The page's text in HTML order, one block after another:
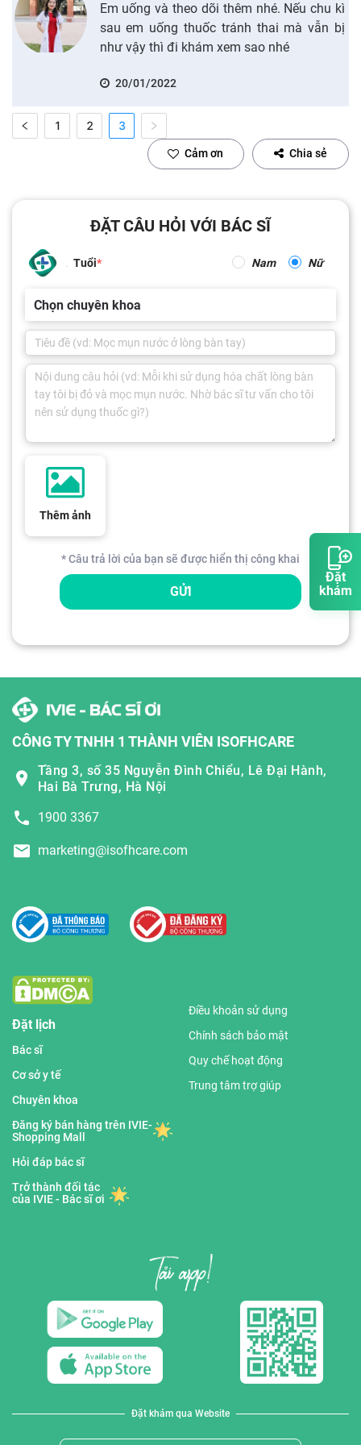
Đặt
khám
Em uống và theo dõi thêm nhé. Nếu chu kì
sau em uống thuốc tránh thai mà vẫn bị
như vậy thì đi khám xem sao nhé
20/01/2022
1 2 3
Cảm ơn Chia sẻ
ĐẶT CÂU HỎI VỚI BÁC SĨ
Tuổi Nam Nữ
Chọn chuyên khoa
Thêm ảnh
* Câu trả lời của bạn sẽ được hiển thị công khai
GỬI
CÔNG TY TNHH 1 THÀNH VIÊN ISOFHCARE
Tầng 3, số 35 Nguyễn Đình Chiểu, Lê Đại Hành,
Hai Bà Trưng, Hà Nội
1900 3367
marketing@isofhcare.com
Đặt lịch
Bác sĩ
Cơ sở y tế
Chuyên khoa
Đăng ký bán hàng trên IVIE-
Shopping Mall
Hỏi đáp bác sĩ
Trở thành đối tác
của IVIE - Bác sĩ ơi
Điều khoản sử dụng
Chính sách bảo mật
Quy chế hoạt động
Trung tâm trợ giúp
Đặt khám qua Website